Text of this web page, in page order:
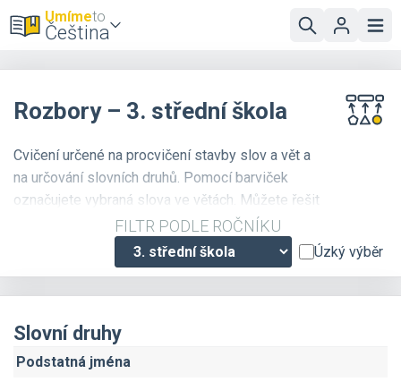
Umímeto
Čeština
Rozbory – 3. střední škola
Cvičení určené na procvičení stavby slov a vět a
na určování slovních druhů. Pomocí barviček
označujete vybraná slova ve větách. Můžete řešit
více než 500 zadání.FILTR PODLE ROČNÍKU
Úzký výběr
Slovní druhy
Podstatná jména